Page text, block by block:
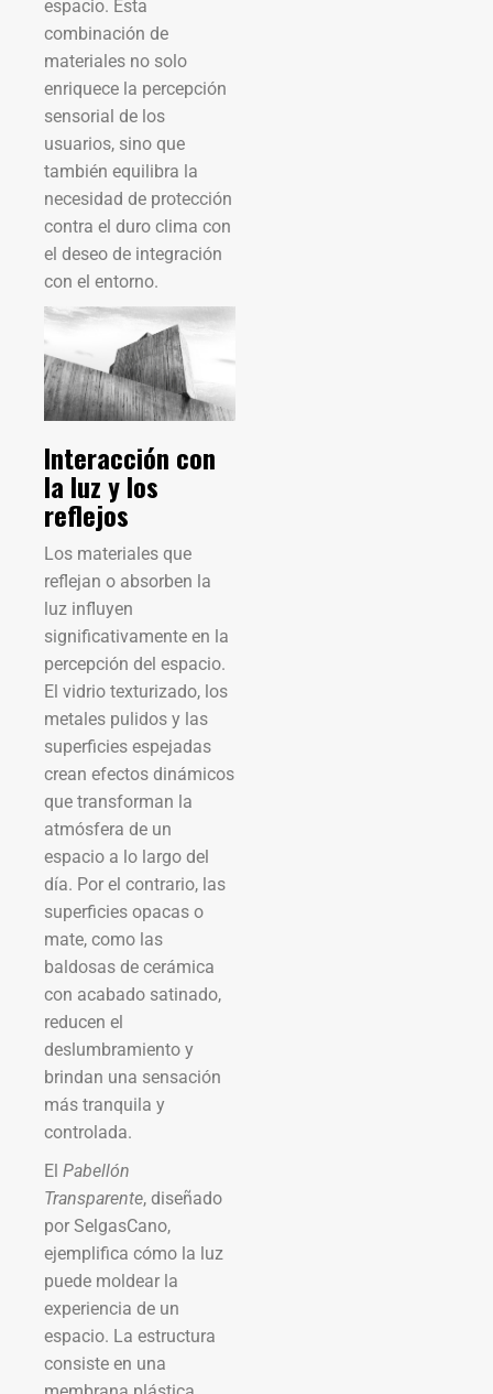
espacio. Esta
combinación de
materiales no solo
enriquece la percepción
sensorial de los
usuarios, sino que
también equilibra la
necesidad de protección
contra el duro clima con
el deseo de integración
con el entorno.
Interacción con
la luz y los
reflejos
Los materiales que
reflejan o absorben la
luz influyen
significativamente en la
percepción del espacio.
El vidrio texturizado, los
metales pulidos y las
superficies espejadas
crean efectos dinámicos
que transforman la
atmósfera de un
espacio a lo largo del
día. Por el contrario, las
superficies opacas o
mate, como las
baldosas de cerámica
con acabado satinado,
reducen el
deslumbramiento y
brindan una sensación
más tranquila y
controlada.
El Pabellón
Transparente, diseñado
por SelgasCano,
ejemplifica cómo la luz
puede moldear la
experiencia de un
espacio. La estructura
consiste en una